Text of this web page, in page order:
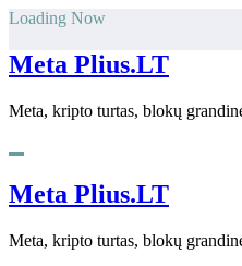
Skip
content
Loading Now
Meta Plius.LT
Meta, kripto turtas, blokų
Meta Plius.LT
Meta, kripto turtas, blokų